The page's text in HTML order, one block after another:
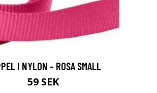
I NYLON - ROSA SMALL
59 SEK